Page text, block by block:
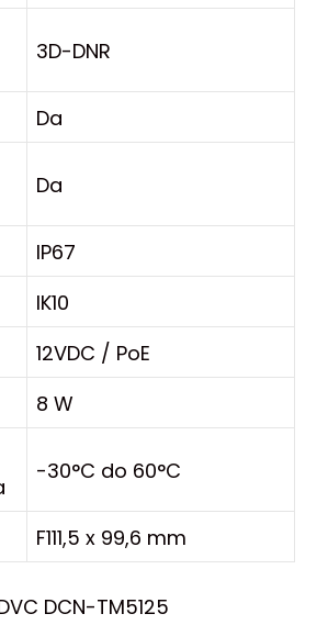
3D-DNR
Da
Da
IP67
IK10
12VDC / PoE
8 W
-30°C do 60°C
F111,5 x 99,6 mm
DCN-TM5125